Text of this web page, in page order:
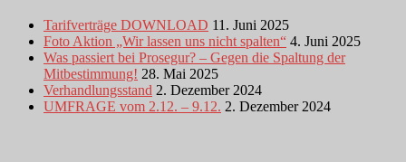
Tarifverträge DOWNLOAD 11. Juni 2025
Foto Aktion „Wir lassen uns nicht spalten“ 4. Juni 2025
Was passiert bei Prosegur? – Gegen die Spaltung der
Mitbestimmung! 28. Mai 2025
Verhandlungsstand 2. Dezember 2024
UMFRAGE vom 2.12. – 9.12. 2. Dezember 2024